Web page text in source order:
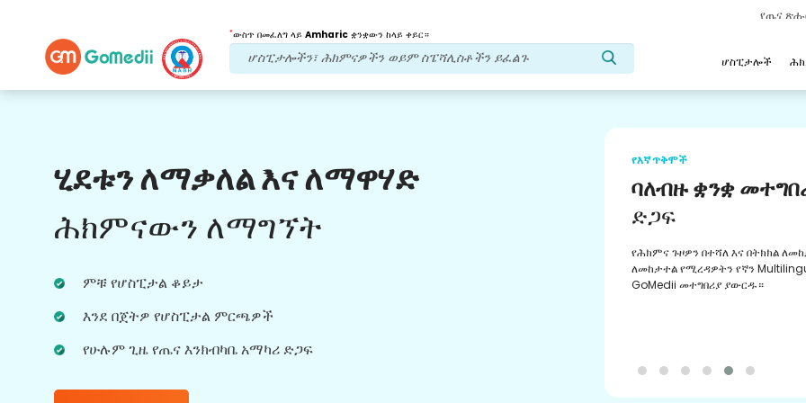
የጤና
*ውስጥ በመፈለግ ላይ Amharic ቋንቋውን ከላይ ቀይር።
ሆስፒታሎች
ሂደቱን ለማቃለል እና ለማዋሃድ
ሕክምናውን ለማግኘት
ምቹ የሆስፒታል ቆይታ
እንደ በጀትዎ የሆስፒታል ምርጫዎች
የሁሉም ጊዜ የጤና እንክብካቤ አማካሪ ድጋፍ
የመስመር ላይ ቪዲዮምክክር
ለተሻለ የጤና አጠባበቅ ልምድ በእውነተኛ ጊዜ
ህክምናዎችን በተመለከተ በጣም ልምድ ካላቸው
የእኛ ጥቅሞች
ባለብዙ ቋንቋ
ድጋፍ
የሕክምና ጉዞዎን በተሻለ እና በትክክል
ለመከታተል የሚረዳዎትን የኛን
GoMedii መተግበሪያ ያውርዱ።